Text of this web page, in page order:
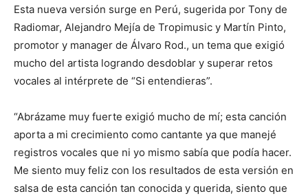
Esta nueva versión surge en Perú, sugerida por Tony de
Radiomar, Alejandro Mejía de Tropimusic y Martín Pinto,
promotor y manager de Álvaro Rod., un tema que exigió
mucho del artista logrando desdoblar y superar retos
vocales al intérprete de “Si entendieras”.
“Abrázame muy fuerte exigió mucho de mí; esta canción
aporta a mi crecimiento como cantante ya que manejé
registros vocales que ni yo mismo sabía que podía hacer.
Me siento muy feliz con los resultados de esta versión en
salsa de esta canción tan conocida y querida, siento que